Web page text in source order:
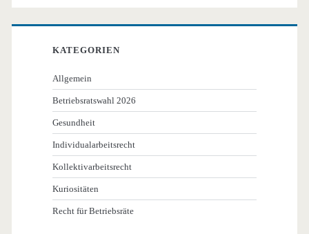
KATEGORIEN
Allgemein
Betriebsratswahl 2026
Gesundheit
Individualarbeitsrecht
Kollektivarbeitsrecht
Kuriositäten
Recht für Betriebsräte